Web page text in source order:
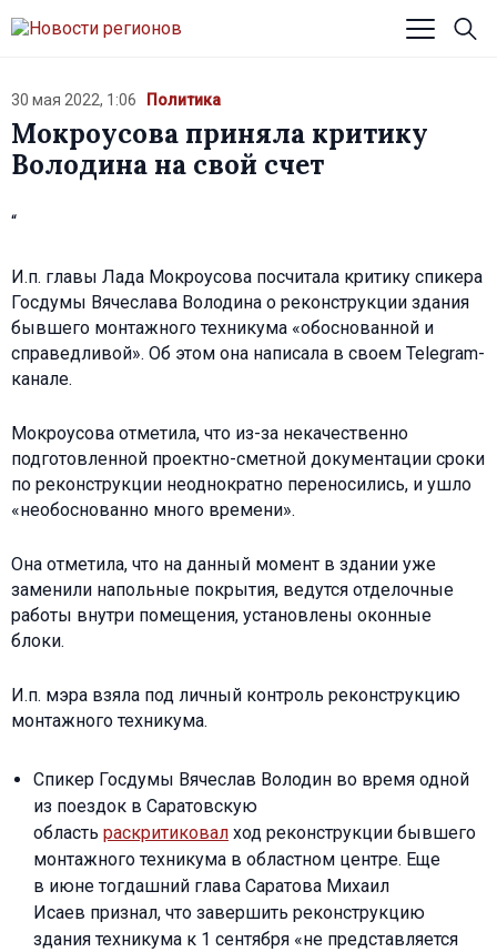
30 мая 2022, 1:06 Политика
Мокроусова приняла критику
Володина на свой счет
“
И.п. главы Лада Мокроусова посчитала критику спикера
Госдумы Вячеслава Володина о реконструкции здания
бывшего монтажного техникума «обоснованной и
справедливой». Об этом она написала в своем Telegram-
канале.
Мокроусова отметила, что из-за некачественно
подготовленной проектно-сметной документации сроки
по реконструкции неоднократно переносились, и ушло
«необоснованно много времени».
Она отметила, что на данный момент в здании уже
заменили напольные покрытия, ведутся отделочные
работы внутри помещения, установлены оконные
блоки.
И.п. мэра взяла под личный контроль реконструкцию
монтажного техникума.
Спикер Госдумы Вячеслав Володин во время одной
из поездок в Саратовскую
область раскритиковал ход реконструкции бывшего
монтажного техникума в областном центре. Еще
в июне тогдашний глава Саратова Михаил
Исаев признал, что завершить реконструкцию
здания техникума к 1 сентября «не представляется